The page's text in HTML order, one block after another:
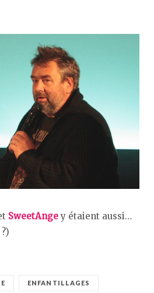
SweetAngey étaient aussi…
ENFANTILLAGES